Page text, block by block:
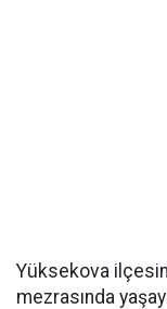
Yüksekova
mezrasında